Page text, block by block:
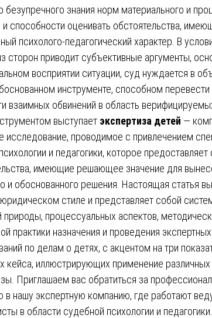
безупречного знания норм материального и
и способности оценивать обстоятельства,
психолого-педагогический характер. В
сторон приводит субъективные аргументы,
восприятии ситуации, суд нуждается в
инструменте, способном перевести
взаимных обвинений в область
выступает экспертиза детей —
исследование, проводимое с привлечением
и педагогики, которое предоставляет
имеющие решающее значение для
и обоснованного решения. Настоящая статья
стиле и представляет собой
природы, процессуальных аспектов,
практики назначения и проведения экспертных
по делам о детях, с акцентом на три
кейса, иллюстрирующих применение различных
Приглашаем вас обратиться за
нашу экспертную компанию, где работают
в области судебной психологии и педагогики.